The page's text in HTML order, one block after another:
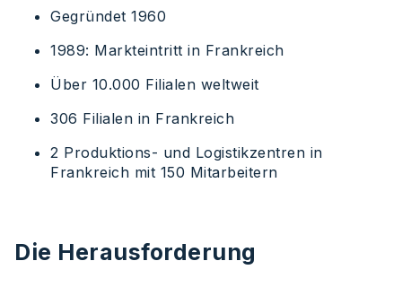
Gegründet 1960
1989: Markteintritt in Frankreich
Über 10.000 Filialen weltweit
306 Filialen in Frankreich
2 Produktions- und Logistikzentren in
Frankreich mit 150 Mitarbeitern
Die Herausforderung